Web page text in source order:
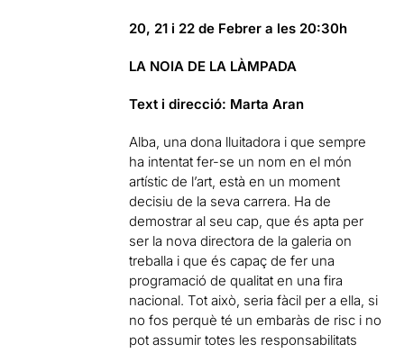
20, 21 i 22 de Febrer a les 20:30h
LA NOIA DE LA LÀMPADA
Text i direcció: Marta Aran
Alba, una dona lluitadora i que sempre
ha intentat fer-se un nom en el món
artístic de l’art, està en un moment
decisiu de la seva carrera. Ha de
demostrar al seu cap, que és apta per
ser la nova directora de la galeria on
treballa i que és capaç de fer una
programació de qualitat en una fira
nacional. Tot això, seria fàcil per a ella, si
no fos perquè té un embaràs de risc i no
pot assumir totes les responsabilitats